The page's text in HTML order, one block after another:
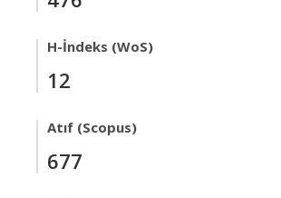
H-İndeks (WoS)
12
Atıf (Scopus)
677